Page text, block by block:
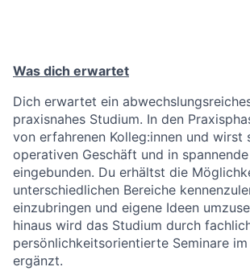
Was dich erwartet
Dich erwartet ein
praxisnahes Studium. In den
von erfahrenen Kolleg:innen und wirst
operativen Geschäft und in
eingebunden. Du erhältst die
unterschiedlichen Bereiche
einzubringen und eigene Ideen
hinaus wird das Studium durch
persönlichkeitsorientierte Seminare
ergänzt.